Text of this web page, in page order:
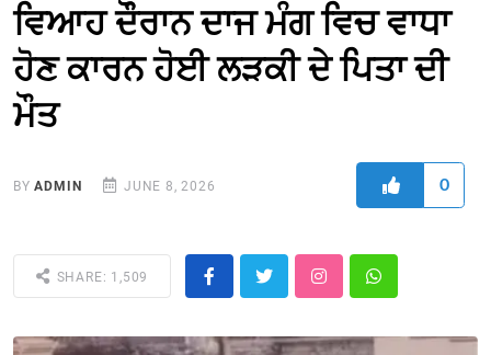
ਵਿਆਹ ਦੌੌਰਾਨ ਦਾਜ ਮੰਗ ਵਿਚ ਵਾਧਾ
ਹੋਣ ਕਾਰਨ ਹੋਈ ਲੜਕੀ ਦੇ ਪਿਤਾ ਦੀ
ਮੌਤ
BYADMIN JUNE 8, 2026 0
SHARE: 1,509